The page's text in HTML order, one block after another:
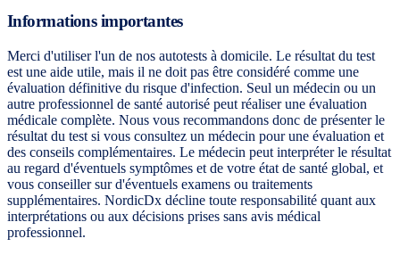
Informations importantes
Merci d'utiliser l'un de nos autotests à domicile. Le résultat du test
est une aide utile, mais il ne doit pas être considéré comme une
évaluation définitive du risque d'infection. Seul un médecin ou un
autre professionnel de santé autorisé peut réaliser une évaluation
médicale complète. Nous vous recommandons donc de présenter le
résultat du test si vous consultez un médecin pour une évaluation et
des conseils complémentaires. Le médecin peut interpréter le résultat
au regard d'éventuels symptômes et de votre état de santé global, et
vous conseiller sur d'éventuels examens ou traitements
supplémentaires. NordicDx décline toute responsabilité quant aux
interprétations ou aux décisions prises sans avis médical
professionnel.